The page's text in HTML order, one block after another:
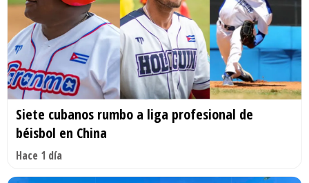
Siete cubanos rumbo a liga profesional de
béisbol en China
Hace 1 día